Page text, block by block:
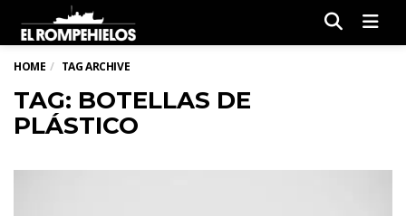
HOME TAG ARCHIVE
TAG: BOTELLAS DE
PLÁSTICO